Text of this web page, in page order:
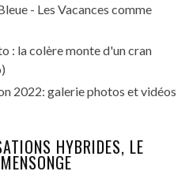
- Les Vacances comme
: la colère monte d'un cran
2022: galerie photos et vidéos
HYBRIDES, LE